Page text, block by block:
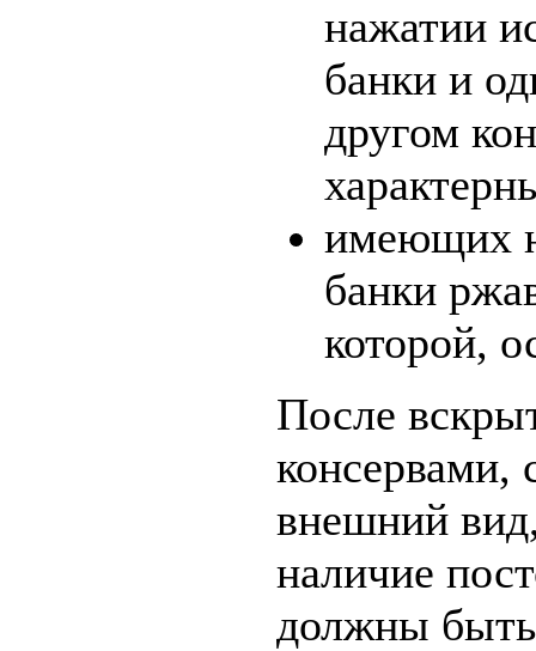
нажатии
банки и
другом
имеющих
банки
которой,
После
консервами,
внешний
наличие
должны